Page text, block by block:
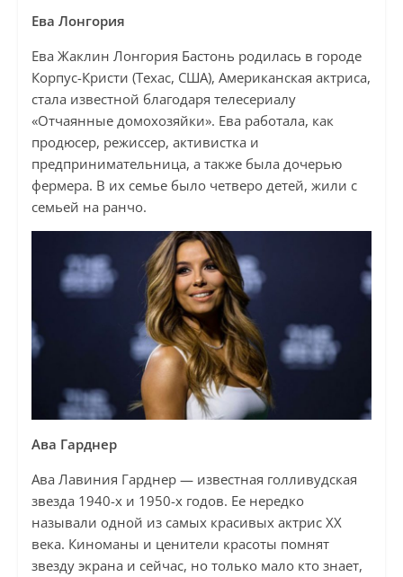
Ева Лонгория
Ева Жаклин Лонгория Бастонь родилась в городе
Корпус-Кристи (Техас, США), Американская актриса,
стала известной благодаря телесериалу
«Отчаянные домохозяйки». Ева работала, как
продюсер, режиссер, активистка и
предпринимательница, а также была дочерью
фермера. В их семье было четверо детей, жили с
семьей на ранчо.
Ава Гарднер
Ава Лавиния Гарднер — известная голливудская
звезда 1940-х и 1950-х годов. Ее нередко
называли одной из самых красивых актрис XX
века. Киноманы и ценители красоты помнят
звезду экрана и сейчас, но только мало кто знает,